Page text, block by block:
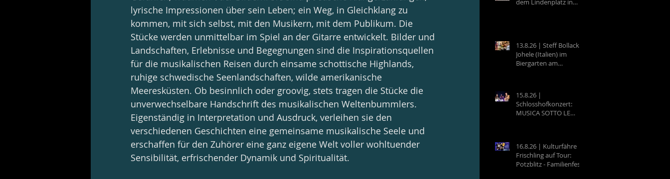
lyrische Impressionen über sein Leben; ein Weg, in Gleichklang zu
kommen, mit sich selbst, mit den Musikern, mit dem Publikum. Die
Stücke werden unmittelbar im Spiel an der Gitarre entwickelt. Bilder und
Landschaften, Erlebnisse und Begegnungen sind die Inspirationsquellen
für die musikalischen Reisen durch einsame schottische Highlands,
ruhige schwedische Seenlandschaften, wilde amerikanische
Meeresküsten. Ob besinnlich oder groovig, stets tragen die Stücke die
unverwechselbare Handschrift des musikalischen Weltenbummlers.
Eigenständig in Interpretation und Ausdruck, verleihen sie den
verschiedenen Geschichten eine gemeinsame musikalische Seele und
erschaffen für den Zuhörer eine ganz eigene Welt voller wohltuender
Sensibilität, erfrischender Dynamik und Spiritualität.
dem Lindenplatz in
13.8.26 | Steff Bollack &
Johele (Italien) im
Biergarten am
15.8.26 |
Schlosshofkonzert:
MUSICA SOTTO LE
16.8.26 | Kulturfähre
Frischling auf Tour:
Potzblitz - Familienfest